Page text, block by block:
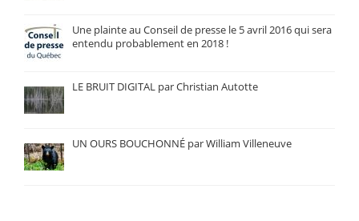
Une plainte au Conseil de presse le 5 avril 2016 qui sera
entendu probablement en 2018 !
LE BRUIT DIGITAL par Christian Autotte
UN OURS BOUCHONNÉ par William Villeneuve